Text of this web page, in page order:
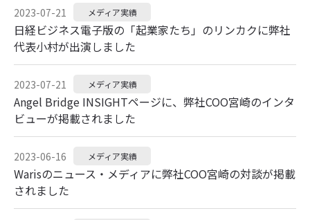
2023-07-21 メディア実績
日経ビジネス電子版の「起業家たち」のリンカクに弊社
代表小村が出演しました
2023-07-21 メディア実績
Angel Bridge INSIGHTページに、弊社COO宮崎のインタ
ビューが掲載されました
2023-06-16 メディア実績
Warisのニュース・メディアに弊社COO宮崎の対談が掲載
されました